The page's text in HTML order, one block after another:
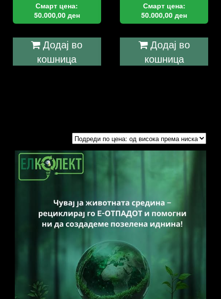
Смарт цена:
50.000,00 ден
Додај во
кошница
Смарт цена:
50.000,00ден
Додај во
кошница